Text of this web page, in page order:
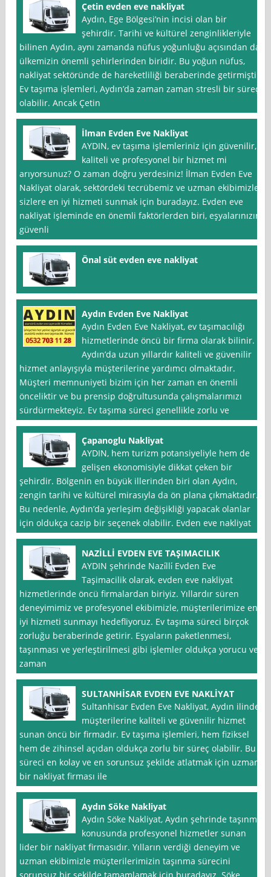
Çetin evden eve nakliyat
Aydın, Ege Bölgesi’nin incisi olan bir
şehirdir. Tarihi ve kültürel zenginlikleriyle
bilinen Aydın, aynı zamanda nüfus yoğunluğu açısından da
ülkemizin önemli şehirlerinden biridir. Bu yoğun nüfus,
nakliyat sektöründe de hareketliliği beraberinde getirmiştir.
Ev taşıma işlemleri, Aydın’da zaman zaman stresli bir süreç
olabilir. Ancak Çetin
İlman Evden Eve Nakliyat
AYDIN, ev taşıma işlemleriniz için güvenilir,
kaliteli ve profesyonel bir hizmet mi
arıyorsunuz? O zaman doğru yerdesiniz! İlman Evden Eve
Nakliyat olarak, sektördeki tecrübemiz ve uzman ekibimizle
sizlere en iyi hizmeti sunmak için buradayız. Evden eve
nakliyat işleminde en önemli faktörlerden biri, eşyalarınızın
güvenli
Önal süt evden eve nakliyat
Aydın Evden Eve Nakliyat
Aydın Evden Eve Nakliyat, ev taşımacılığı
hizmetlerinde öncü bir firma olarak bilinir.
Aydın’da uzun yıllardır kaliteli ve güvenilir
hizmet anlayışıyla müşterilerine yardımcı olmaktadır.
Müşteri memnuniyeti bizim için her zaman en önemli
önceliktir ve bu prensip doğrultusunda çalışmalarımızı
sürdürmekteyiz. Ev taşıma süreci genellikle zorlu ve
Çapanoglu Nakliyat
AYDIN, hem turizm potansiyeliyle hem de
gelişen ekonomisiyle dikkat çeken bir
şehirdir. Bölgenin en büyük illerinden biri olan Aydın,
zengin tarihi ve kültürel mirasıyla da ön plana çıkmaktadır.
Bu nedenle, Aydın’da yerleşim değişikliği yapacak olanlar
için oldukça cazip bir seçenek olabilir. Evden eve nakliyat
NAZİLLİ EVDEN EVE TAŞIMACILIK
AYDIN şehrinde Nazi̇lli̇ Evden Eve
Taşimacilik olarak, evden eve nakliyat
hizmetlerinde öncü firmalardan biriyiz. Yıllardır süren
deneyimimiz ve profesyonel ekibimizle, müşterilerimize en
iyi hizmeti sunmayı hedefliyoruz. Ev taşıma süreci birçok
zorluğu beraberinde getirir. Eşyaların paketlenmesi,
taşınması ve yerleştirilmesi gibi işlemler oldukça yorucu ve
zaman
SULTANHİSAR EVDEN EVE NAKLİYAT
Sultanhisar Evden Eve Nakliyat, Aydın ilinde
müşterilerine kaliteli ve güvenilir hizmet
sunan öncü bir firmadır. Ev taşıma işlemleri, hem fiziksel
hem de zihinsel açıdan oldukça zorlu bir süreç olabilir. Bu
süreci en kolay ve en sorunsuz şekilde atlatmak için uzman
bir nakliyat firması ile
Aydın Söke Nakliyat
Aydın Söke Nakliyat, Aydın şehrinde taşınma
konusunda profesyonel hizmetler sunan
lider bir nakliyat firmasıdır. Yılların verdiği deneyim ve
uzman ekibimizle müşterilerimizin taşınma sürecini